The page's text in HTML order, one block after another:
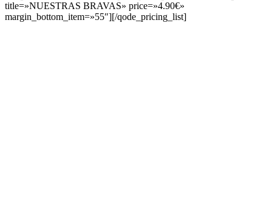
title=»NUESTRAS BRAVAS» price=»4.90€»
margin_bottom_item=»55″][/qode_pricing_list]